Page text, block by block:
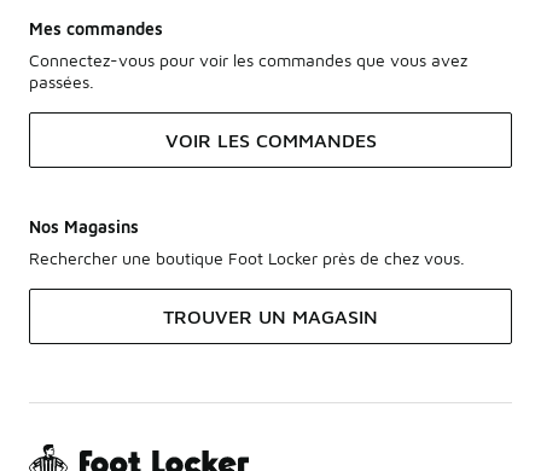
Mes commandes
Connectez-vous pour voir les commandes que vous avez
passées.
VOIR LES COMMANDES
Nos Magasins
Rechercher une boutique Foot Locker près de chez vous.
TROUVER UN MAGASIN